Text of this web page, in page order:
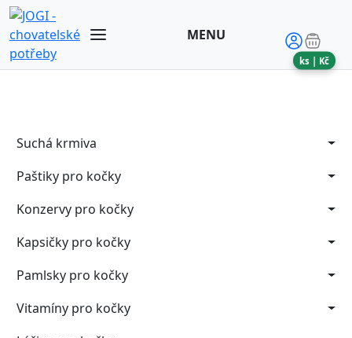
MENU
ks | Kč
Suchá krmiva
Paštiky pro kočky
Konzervy pro kočky
Kapsičky pro kočky
Pamlsky pro kočky
Vitamíny pro kočky